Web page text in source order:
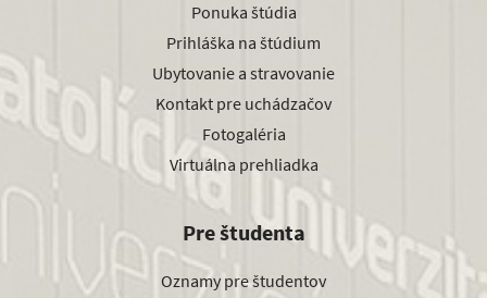
Ponuka štúdia
Prihláška na štúdium
Ubytovanie a stravovanie
Kontakt pre uchádzačov
Fotogaléria
Virtuálna prehliadka
Pre študenta
Oznamy pre študentov